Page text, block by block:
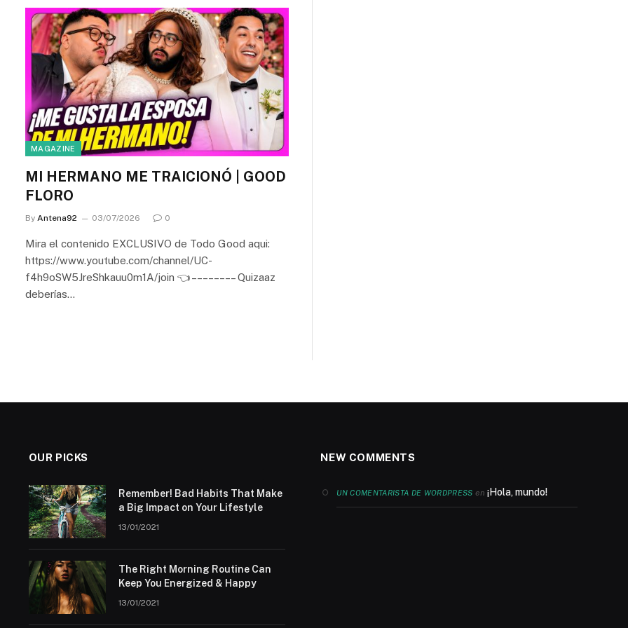
MAGAZINE
MI HERMANO ME TRAICIONÓ | GOOD
FLORO
By Antena92 03/07/2026 0
Mira el contenido EXCLUSIVO de Todo Good aqui:
https://www.youtube.com/channel/UC-
f4h9oSW5JreShkauu0m1A/join 👈 – – – – – – – – Quizaaz
deberías…
OUR PICKS
Remember! Bad Habits That Make
a Big Impact on Your Lifestyle
13/01/2021
The Right Morning Routine Can
Keep You Energized & Happy
13/01/2021
NEW COMMENTS
UN COMENTARISTA DE WORDPRESS en ¡Hola, mundo!